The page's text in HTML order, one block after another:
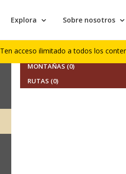
Explora Sobre nosotros
Ten acceso ilimitado a todos los
AMIGOS (0)
SEGUIDORES (0)
MONTAÑAS (0)
RUTAS (0)